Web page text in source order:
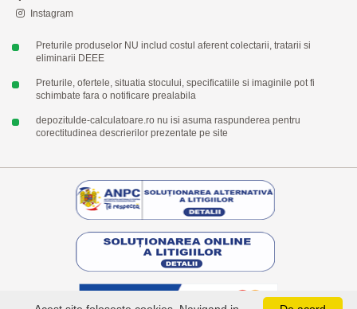
Instagram
Preturile produselor NU includ costul aferent colectarii, tratarii si
eliminarii DEEE
Preturile, ofertele, situatia stocului, specificatiile si imaginile pot fi
schimbate fara o notificare prealabila
depozitulde-calculatoare.ro nu isi asuma raspunderea pentru
corectitudinea descrierilor prezentate pe site